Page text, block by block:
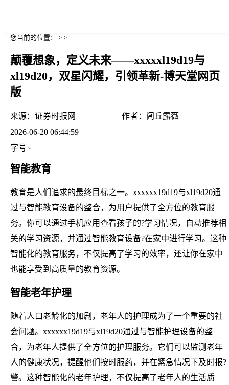
您当前的位置： > >
颠覆想象，定义未来——xxxxxl19d19与
xl19d20，双星闪耀，引领革新-博天堂网页
版
来源： 证券时报网 作者： 闾丘露薇
2026-06-20 06:44:59
字号
智能教育
教育是人们追求的最终目标之一。xxxxxx19d19与xl19d20通
过与智能教育设备的整合，为用户提供了全方位的教育服
务。你可以通过手机应用查看孩子的?学习情况，自动推荐相
关的学习资源，并通过智能教育设备?在家中进行学习。这种
智能化的教育服务，不仅提高了学习的效率，还让你在家中
也能享受到高质量的教育资源。
智能老年护理
随着人口老龄化的加剧，老年人的护理成为了一个重要的社
会问题。xxxxxx19d19与xl19d20通过与智能护理设备的整
合，为老年人提供了全方位的护理服务。它们可以监测老年
人的健康状况，提醒他们按时服药，并在紧急情况下及时报?
警。这种智能化的老年护理，不仅提高了老年人的生活质